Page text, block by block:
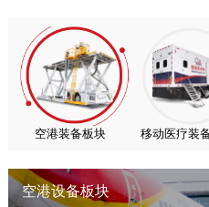
空港装备板块 移动医疗装
空港设备板块